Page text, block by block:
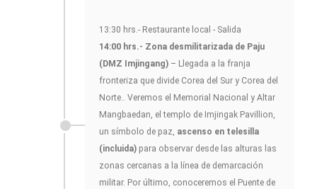
13:30 hrs.- Restaurante local - Salida
14:00 hrs.- Zona desmilitarizada de Paju
(DMZ Imjingang) – Llegada a la franja
fronteriza que divide Corea del Sur y Corea del
Norte.. Veremos el Memorial Nacional y Altar
Mangbaedan, el templo de Imjingak Pavillion,
un símbolo de paz, ascenso en telesilla
(incluida) para observar desde las alturas las
zonas cercanas a la línea de demarcación
militar. Por último, conoceremos el Puente de